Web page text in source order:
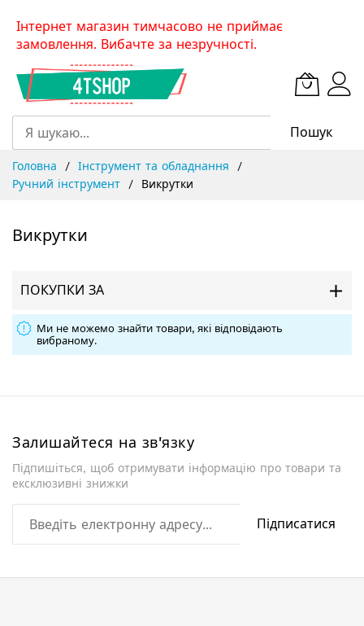
SkipІнтернет магазин тимчасово не приймає
замовлення. Вибачте за незручності.
Пошук
Головна
Інструмент та обладнання
Ручний інструмент
Викрутки
Викрутки
ПОКУПКИ ЗА
Ми не можемо знайти товари, які відповідають
вибраному.
Залишайтеся на зв'язку
Підпишіться, щоб отримувати інформацію про товари та
ексклюзивні знижки
Підписатися